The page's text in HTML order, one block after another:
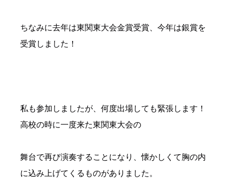
ちなみに去年は東関東大会金賞受賞、今年は銀賞を
受賞しました！
私も参加しましたが、何度出場しても緊張します！
高校の時に一度来た東関東大会の
舞台で再び演奏することになり、懐かしくて胸の内
に込み上げてくるものがありました。